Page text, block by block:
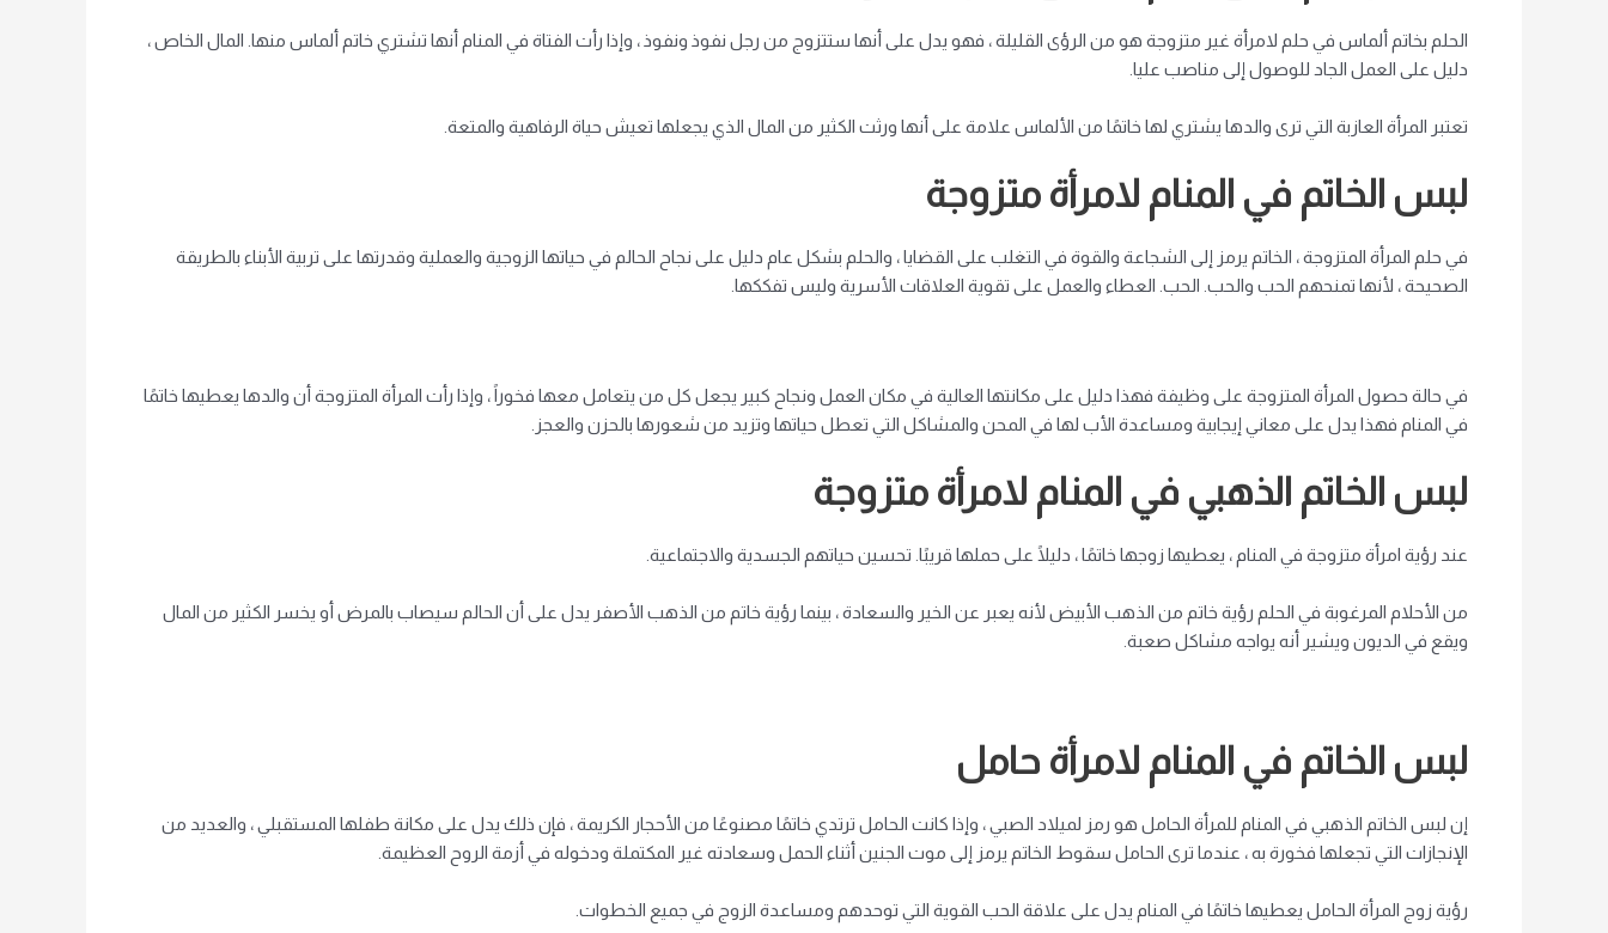
الحلم بخاتم ألماس في حلم لامرأة غير متزوجة هو من الرؤى القليلة ، فهو يدل على أنها ستتزوج من رجل نفوذ ونفوذ ، وإذا رأت الفتاة في المنام أنها تشتري خاتم ألماس منها. المال الخاص ،
دليل على العمل الجاد للوصول إلى مناصب عليا.
تعتبر المرأة العازبة التي ترى والدها يشتري لها خاتمًا من الألماس علامة على أنها ورثت الكثير من المال الذي يجعلها تعيش حياة الرفاهية والمتعة.
لبس الخاتم في المنام لامرأة متزوجة
في حلم المرأة المتزوجة ، الخاتم يرمز إلى الشجاعة والقوة في التغلب على القضايا ، والحلم بشكل عام دليل على نجاح الحالم في حياتها الزوجية والعملية وقدرتها على تربية الأبناء بالطريقة
الصحيحة ، لأنها تمنحهم الحب والحب. الحب. العطاء والعمل على تقوية العلاقات الأسرية وليس تفككها.
في حالة حصول المرأة المتزوجة على وظيفة فهذا دليل على مكانتها العالية في مكان العمل ونجاح كبير يجعل كل من يتعامل معها فخوراً ، وإذا رأت المرأة المتزوجة أن والدها يعطيها خاتمًا
في المنام فهذا يدل على معاني إيجابية ومساعدة الأب لها في المحن والمشاكل التي تعطل حياتها وتزيد من شعورها بالحزن والعجز.
لبس الخاتم الذهبي في المنام لامرأة متزوجة
عند رؤية امرأة متزوجة في المنام ، يعطيها زوجها خاتمًا ، دليلًا على حملها قريبًا. تحسين حياتهم الجسدية والاجتماعية.
من الأحلام المرغوبة في الحلم رؤية خاتم من الذهب الأبيض لأنه يعبر عن الخير والسعادة ، بينما رؤية خاتم من الذهب الأصفر يدل على أن الحالم سيصاب بالمرض أو يخسر الكثير من المال
ويقع في الديون ويشير أنه يواجه مشاكل صعبة.
لبس الخاتم في المنام لامرأة حامل
إن لبس الخاتم الذهبي في المنام للمرأة الحامل هو رمز لميلاد الصبي ، وإذا كانت الحامل ترتدي خاتمًا مصنوعًا من الأحجار الكريمة ، فإن ذلك يدل على مكانة طفلها المستقبلي ، والعديد من
الإنجازات التي تجعلها فخورة به ، عندما ترى الحامل سقوط الخاتم يرمز إلى موت الجنين أثناء الحمل وسعادته غير المكتملة ودخوله في أزمة الروح العظيمة.
رؤية زوج المرأة الحامل يعطيها خاتمًا في المنام يدل على علاقة الحب القوية التي توحدهم ومساعدة الزوج في جميع الخطوات.